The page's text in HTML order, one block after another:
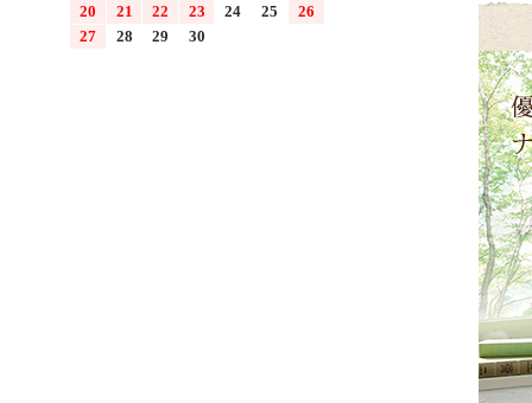
20
21 22 23 24 25
26
27
28 29 30